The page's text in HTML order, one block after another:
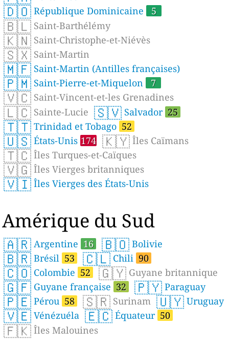
🇩🇴 République Dominicaine 5
🇧🇱 Saint-Barthélémy
🇰🇳 Saint-Christophe-et-Niévès
🇸🇽 Saint-Martin
🇲🇫 Saint-Martin (Antilles françaises)
🇵🇲 Saint-Pierre-et-Miquelon 7
🇻🇨 Saint-Vincent-et-les Grenadines
🇱🇨 Sainte-Lucie 🇸🇻 Salvador 25
🇹🇹 Trinidad et Tobago 52
🇺🇸 États-Unis 174 🇰🇾 Îles Caïmans
🇹🇨 Îles Turques-et-Caïques
🇻🇬 Îles Vierges britanniques
🇻🇮 Îles Vierges des États-Unis
Amérique du Sud
🇦🇷 Argentine 16 🇧🇴 Bolivie
🇧🇷 Brésil 53 🇨🇱 Chili 90
🇨🇴 Colombie 52 🇬🇾 Guyane britannique
🇬🇫 Guyane française 32 🇵🇾 Paraguay
🇵🇪 Pérou 58 🇸🇷 Surinam 🇺🇾 Uruguay
🇻🇪 Vénézuéla 🇪🇨 Équateur 50
🇫🇰 Îles Malouines